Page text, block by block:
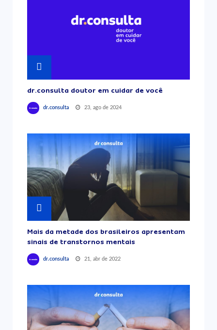
dr.consulta doutor em cuidar de você
dr.consulta 23, ago de 2024
Mais da metade dos brasileiros apresentam
sinais de transtornos mentais
dr.consulta 21, abr de 2022